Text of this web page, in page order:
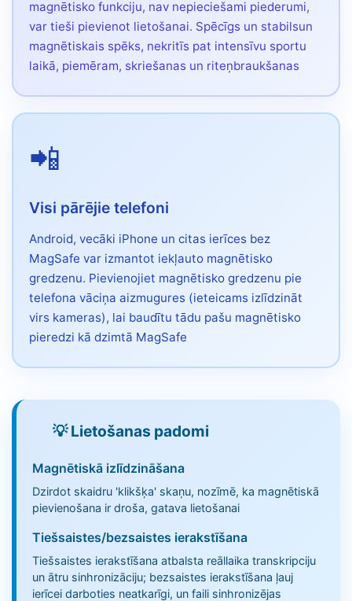
magnētisko funkciju, nav nepieciešami piederumi,
var tieši pievienot lietošanai. Spēcīgs un stabilsun
magnētiskais spēks, nekritīs pat intensīvu sportu
laikā, piemēram, skriešanas un riteņbraukšanas
📲
Visi pārējie telefoni
Android, vecāki iPhone un citas ierīces bez
MagSafe var izmantot iekļauto magnētisko
gredzenu. Pievienojiet magnētisko gredzenu pie
telefona vāciņa aizmugures (ieteicams izlīdzināt
virs kameras), lai baudītu tādu pašu magnētisko
pieredzi kā dzimtā MagSafe
💡 Lietošanas padomi
Magnētiskā izlīdzināšana
Dzirdot skaidru 'klikšķa' skaņu, nozīmē, ka magnētiskā
pievienošana ir droša, gatava lietošanai
Tiešsaistes/bezsaistes ierakstīšana
Tiešsaistes ierakstīšana atbalsta reāllaika transkripciju
un ātru sinhronizāciju; bezsaistes ierakstīšana ļauj
ierīcei darboties neatkarīgi, un faili sinhronizējas